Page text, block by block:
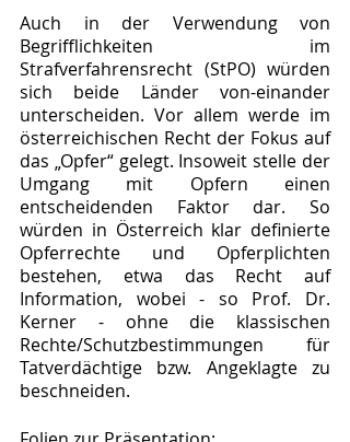
Auch in der Verwendung von
Begrifflichkeiten im
Strafverfahrensrecht (StPO) würden
sich beide Länder von-einander
unterscheiden. Vor allem werde im
österreichischen Recht der Fokus auf
das „Opfer“ gelegt. Insoweit stelle der
Umgang mit Opfern einen
entscheidenden Faktor dar. So
würden in Österreich klar definierte
Opferrechte und Opferplichten
bestehen, etwa das Recht auf
Information, wobei - so Prof. Dr.
Kerner - ohne die klassischen
Rechte/Schutzbestimmungen für
Tatverdächtige bzw. Angeklagte zu
beschneiden.